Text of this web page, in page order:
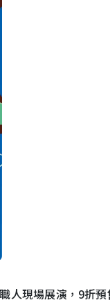
人現場展演，9折預